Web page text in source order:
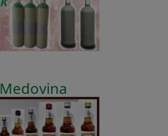
Medovina